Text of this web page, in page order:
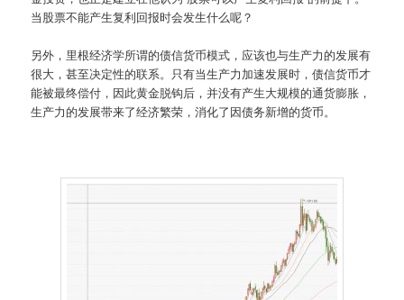
当股票不能产生复利回报时会发生什么呢？
另外，里根经济学所谓的债信货币模式，应该也与生产力的发展有
很大，甚至决定性的联系。只有当生产力加速发展时，债信货币才
能被最终偿付，因此黄金脱钩后，并没有产生大规模的通货膨胀，
生产力的发展带来了经济繁荣，消化了因债务新增的货币。